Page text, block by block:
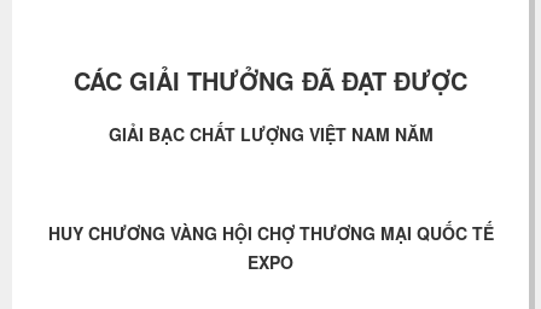
CÁC GIẢI THƯỞNG ĐÃ ĐẠT ĐƯỢC
GIẢI BẠC CHẤT LƯỢNG VIỆT NAM NĂM
HUY CHƯƠNG VÀNG HỘI CHỢ THƯƠNG MẠI QUỐC TẾ
EXPO